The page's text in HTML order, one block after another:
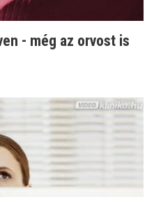
- még az orvost is